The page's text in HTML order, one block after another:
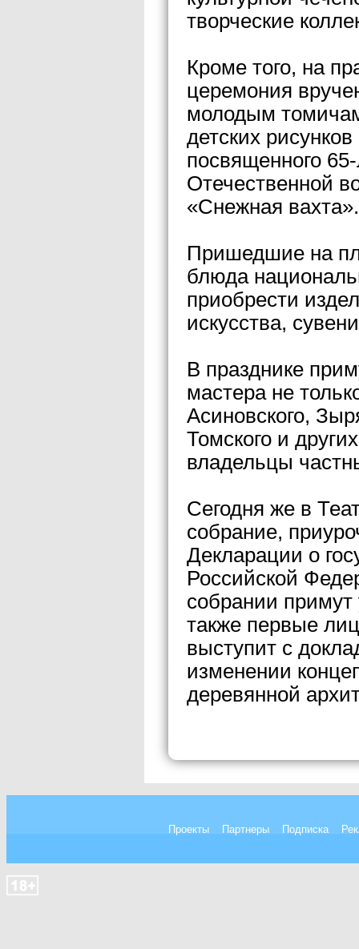
творческие
Кроме того, на
церемония
молодым
детских
посвященного
Отечественной
«Снежная вахта».
Пришедшие на
блюда
приобрести
искусства,
В празднике
мастера не
Асиновского,
Томского и
владельцы
Сегодня же в
собрание,
Декларации о
Российской
собрании примут
также первые
выступит с
изменении
деревянной
Проекты Партнеры Подписка